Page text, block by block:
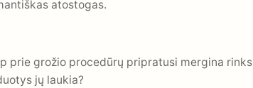
atostogas.
prie grožio procedūrų pripratusi mergina
jų laukia?